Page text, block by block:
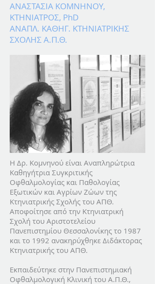
ΑΝΑΣΤΑΣΙΑ ΚΟΜΝΗΝΟΥ,
ΚΤΗΝΙΑΤΡΟΣ, PhD
ΑΝΑΠΛ. ΚΑΘΗΓ. ΚΤΗΝΙΑΤΡΙΚΗΣ
ΣΧΟΛΗΣ Α.Π.Θ.
Η Δρ. Κομνηνού είναι Αναπληρώτρια
Καθηγήτρια Συγκριτικής
Οφθαλμολογίας και Παθολογίας
Εξωτικών και Αγρίων Ζώων της
Κτηνιατρικής Σχολής του ΑΠΘ.
Αποφοίτησε από την Κτηνιατρική
Σχολή του Αριστοτελείου
Πανεπιστημίου Θεσσαλονίκης το 1987
και το 1992 ανακηρύχθηκε Διδάκτορας
Κτηνιατρικής του ΑΠΘ.
Εκπαιδεύτηκε στην Πανεπιστημιακή
Οφθαλμολογική Κλινική του Α.Π.Θ.,